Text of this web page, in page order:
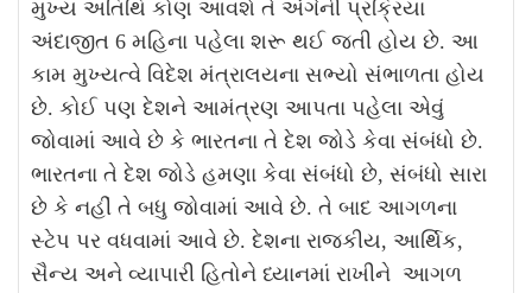
મુખ્ય અતિથિ કોણ આવશે તે અંગેની પ્રક્રિયા
અંદાજીત 6 મહિના પહેલા શરૂ થઈ જતી હોય છે. આ
કામ મુખ્યત્વે વિદેશ મંત્રાલયના સભ્યો સંભાળતા હોય
છે. કોઈ પણ દેશને આમંત્રણ આપતા પહેલા એવું
જોવામાં આવે છે કે ભારતના તે દેશ જોડે કેવા સંબંધો છે.
ભારતના તે દેશ જોડે હમણા કેવા સંબંધો છે, સંબંધો સારા
છે કે નહીં તે બધુ જોવામાં આવે છે. તે બાદ આગળના
સ્ટેપ પર વધવામાં આવે છે. દેશના રાજકીય, આર્થિક,
સૈન્ય અને વ્યાપારી હિતોને ધ્યાનમાં રાખીને આગળ